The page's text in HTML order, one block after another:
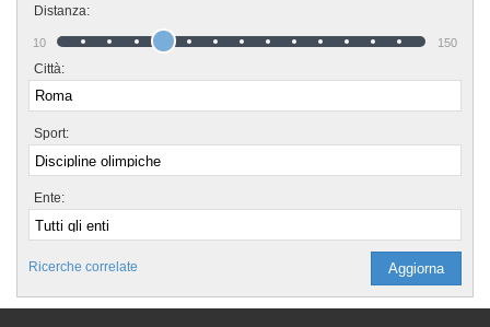
Distanza:
10 150
Città:
Sport:
Ente:
Ricerche correlate